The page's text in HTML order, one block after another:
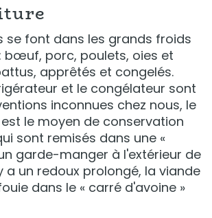
se font dans les grands froids
bœuf, porc, poulets, oies et
apprêtés et congelés.
et le congélateur sont
inconnues chez nous, le
le moyen de conservation
sont remisés dans une «
garde-manger à l'extérieur de
a un redoux prolongé, la viande
dans le « carré d'avoine »